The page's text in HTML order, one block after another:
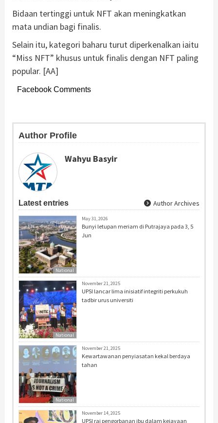
Bidaan tertinggi untuk NFT akan meningkatkan
mata undian bagi finalis.
Selain itu, kategori baharu turut diperkenalkan iaitu
“Miss NFT” khusus untuk finalis dengan NFT paling
popular. [AA]
Facebook Comments
Author Profile
Wahyu Basyir
Latest entries Author Archives
National
May 31, 2026
Bunyi letupan meriam di Putrajaya pada 3, 5
Jun
National
November 21, 2025
UPSI lancar lima inisiatif integriti perkukuh
tadbir urus universiti
National
November 21, 2025
Kewartawanan penyiasatan kekal berdaya
tahan
November 14, 2025
UPSI rai pengorbanan ibu dalam kejayaan